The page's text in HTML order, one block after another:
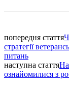
попередня стаття
стратегії
питань
наступна стаття
ознайомилися з